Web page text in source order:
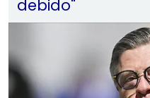
debido"